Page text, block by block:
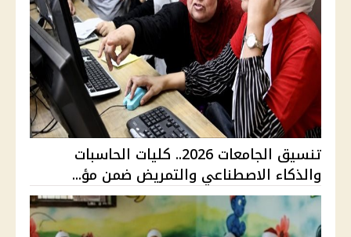
تنسيق الجامعات 2026.. كليات الحاسبات
والذكاء الاصطناعي والتمريض ضمن مؤ...